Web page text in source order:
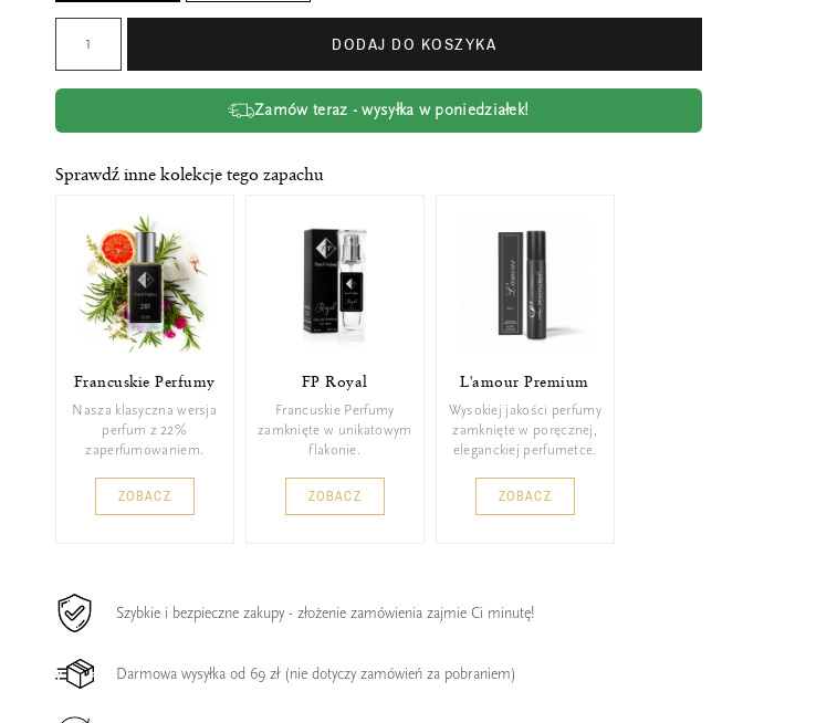
DODAJ DO KOSZYKA
Zamów teraz - wysyłka w poniedziałek!
Sprawdź inne kolekcje tego zapachu
Francuskie Perfumy
Nasza klasyczna wersja
perfum z 22%
zaperfumowaniem.
ZOBACZ
FP Royal
Francuskie Perfumy
zamknięte w unikatowym
flakonie.
ZOBACZ
L'amour Premium
Wysokiej jakości perfumy
zamknięte w poręcznej,
eleganckiej perfumetce.
ZOBACZ
Szybkie i bezpieczne zakupy - złożenie zamówienia zajmie Ci minutę!
Darmowa wysyłka od 69 zł (nie dotyczy zamówień za pobraniem)